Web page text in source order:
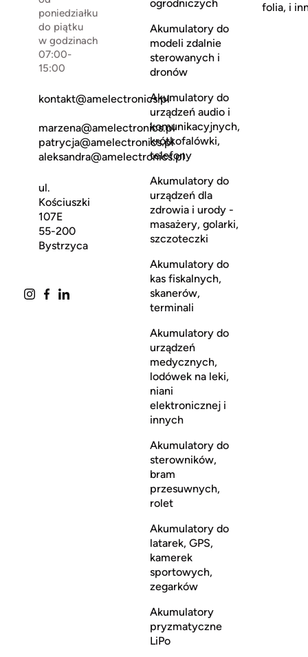
poniedziałku
do piątku
w godzinach
07:00-
15:00
kontakt@amelectronics.pl
marzena@amelectronics.pl
patrycja@amelectronics.pl
aleksandra@amelectronics.pl
ul.
Kościuszki
107E
55-200
Bystrzyca
ogrodniczych
Akumulatory do
modeli zdalnie
sterowanych i
dronów
Akumulatory do
urządzeń audio i
komunikacyjnych,
krótkofalówki,
telefony
Akumulatory do
urządzeń dla
zdrowia i urody -
masażery, golarki,
szczoteczki
Akumulatory do
kas fiskalnych,
skanerów,
terminali
Akumulatory do
urządzeń
medycznych,
lodówek na leki,
niani
elektronicznej i
innych
Akumulatory do
sterowników,
bram
przesuwnych,
rolet
Akumulatory do
latarek, GPS,
kamerek
sportowych,
zegarków
Akumulatory
pryzmatyczne
LiPo
folia, i